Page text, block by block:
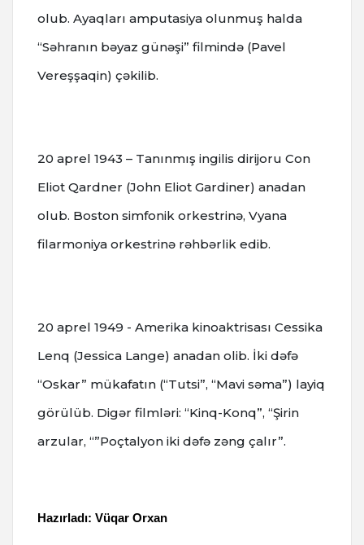
olub. Ayaqları amputasiya olunmuş halda
“Səhranın bəyaz günəşi” filmində (Pavel
Vereşşaqin) çəkilib.
20 aprel 1943 – Tanınmış ingilis dirijoru Con
Eliot Qardner (John Eliot Gardiner) anadan
olub. Boston simfonik orkestrinə, Vyana
filarmoniya orkestrinə rəhbərlik edib.
20 aprel 1949 - Amerika kinoaktrisası Cessika
Lenq (Jessica Lange) anadan olib. İki dəfə
“Oskar” mükafatın (“Tutsi”, “Mavi səma”) layiq
görülüb. Digər filmləri: “Kinq-Konq”, “Şirin
arzular, “”Poçtalyon iki dəfə zəng çalır”.
Hazırladı: Vüqar Orxan